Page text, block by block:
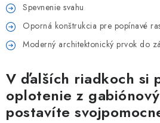
Spevnenie svahu
Oporná konštrukcia pre popínavé
Moderný architektonický prvok do
V ďalších riadkoch si
oplotenie z
postavíte